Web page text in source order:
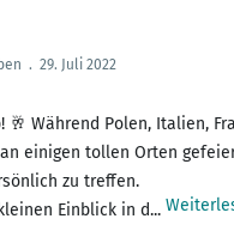
. 29. Juli 2022
🥂 Während Polen,
einigen tollen Orten
zu treffen.
Einblick in d...